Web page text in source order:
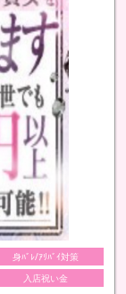
身ﾊﾞﾚ/ｱﾘﾊﾞｲ対策
入店祝い金